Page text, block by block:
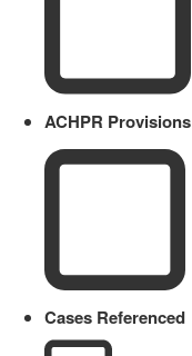
ACHPR Provisions
Cases Referenced